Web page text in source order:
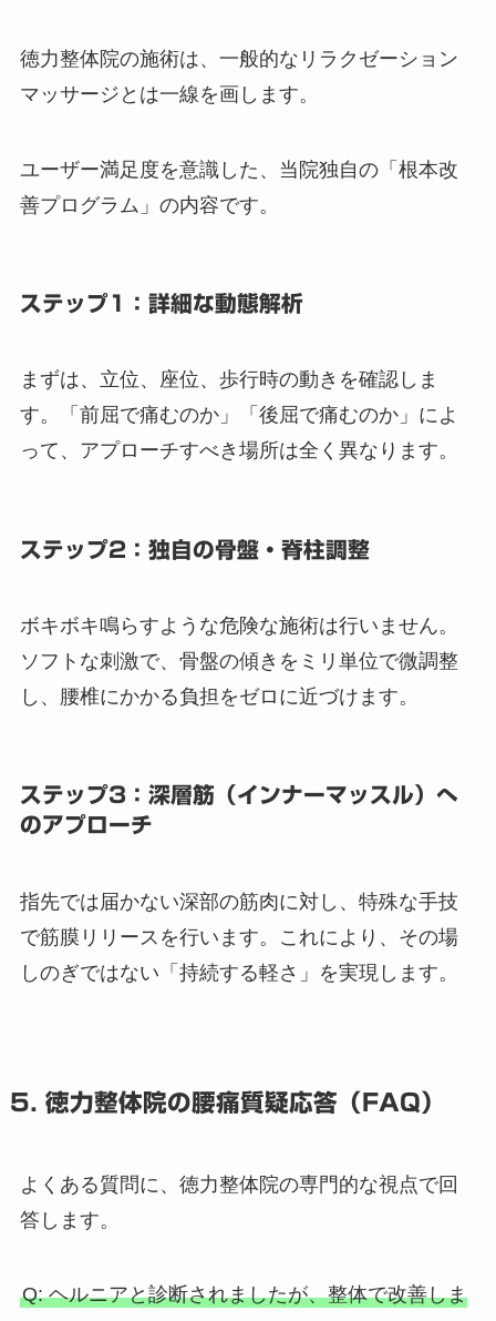
徳力整体院の施術は、一般的なリラクゼーション
マッサージとは一線を画します。
ユーザー満足度を意識した、当院独自の「根本改
善プログラム」の内容です。
ステップ1：詳細な動態解析
まずは、立位、座位、歩行時の動きを確認しま
す。「前屈で痛むのか」「後屈で痛むのか」によ
って、アプローチすべき場所は全く異なります。
ステップ2：独自の骨盤・脊柱調整
ボキボキ鳴らすような危険な施術は行いません。
ソフトな刺激で、骨盤の傾きをミリ単位で微調整
し、腰椎にかかる負担をゼロに近づけます。
ステップ3：深層筋（インナーマッスル）へ
のアプローチ
指先では届かない深部の筋肉に対し、特殊な手技
で筋膜リリースを行います。これにより、その場
しのぎではない「持続する軽さ」を実現します。
5. 徳力整体院の腰痛質疑応答（FAQ）
よくある質問に、徳力整体院の専門的な視点で回
答します。
Q: ヘルニアと診断されましたが、整体で改善しま